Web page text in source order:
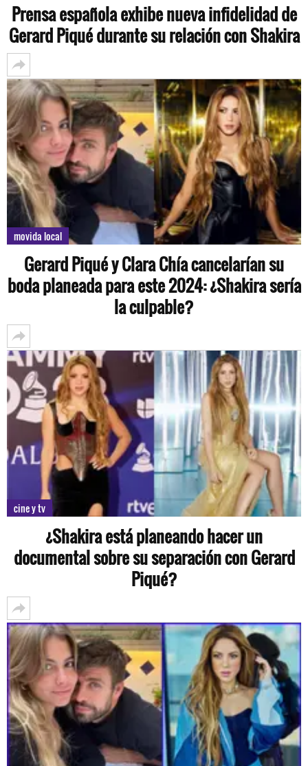
Prensa española exhibe nueva infidelidad de
Gerard Piqué durante su relación con Shakira
movida local
Gerard Piqué y Clara Chía cancelarían su
boda planeada para este 2024: ¿Shakira sería
la culpable?
cine y tv
¿Shakira está planeando hacer un
documental sobre su separación con Gerard
Piqué?